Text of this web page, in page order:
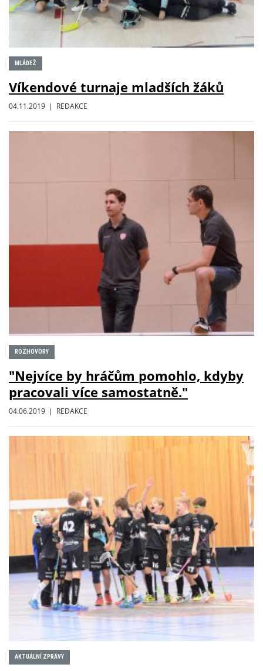
MLÁDEŽ
Víkendové turnaje mladších žáků
04.11.2019 | REDAKCE
ROZHOVORY
"Nejvíce by hráčům pomohlo, kdyby
pracovali více samostatně."
04.06.2019 | REDAKCE
AKTUÁLNÍ ZPRÁVY